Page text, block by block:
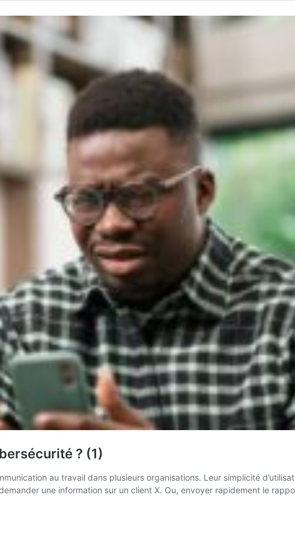
? (1)
au travail dans plusieurs organisations. Leur simplicité
une information sur un client X. Ou, envoyer rapidement le